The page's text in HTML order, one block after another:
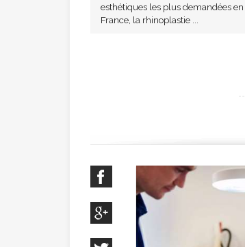
esthétiques les plus demandées en
France, la rhinoplastie ...